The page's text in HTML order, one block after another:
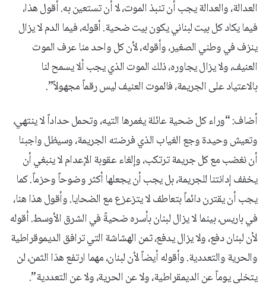
العدالة، والعدالة يجب أن تنبذ الموت، لا أن تستعين به. أقول هذا،
فيما يكاد كل بيت لبناني يكون بيت ضحية. أقوله، فيما الدم لا يزال
ينزف في وطني الصغير، وأقوله، لأن كل واحد منا عرف الموت
العنيف، ولا يزال يجاوره، ذلك الموت الذي يجب ألا يسمح لنا
بالاعتياد على الجريمة، فالموت العنيف ليس رقماً مجهولاً”.
أضاف: “وراء كل ضحية عائلة يغمرها التيه، وتحمل حداداً لا ينتهي،
وتعيش وحيدة وجع الغياب الذي فرضته الجريمة، وسيظل واجبنا
أن نغضب مع كل جريمة ترتكب، وإلغاء عقوبة الإعدام لا ينبغي أن
يخفف إدانتنا للجريمة، بل يجب أن يجعلها أكثر وضوحاً وحزماً. كما
يجب أن يقترن دائماً بتعاطف لا يتزعزع مع الضحايا. وأقول هذا هنا،
في باريس، بينما لا يزال لبنان بأسره ضحيةً في الشرق الأوسط. أقوله
لأن لبنان دفع، ولا يزال يدفع، ثمن الهشاشة التي ترافق الديموقراطية
والحرية والتعددية. وأقوله أيضاً لأن لبنان، مهما ارتفع هذا الثمن، لن
يتخلى يوماً عن الديمقراطية، ولا عن الحرية، ولا عن التعددية”.